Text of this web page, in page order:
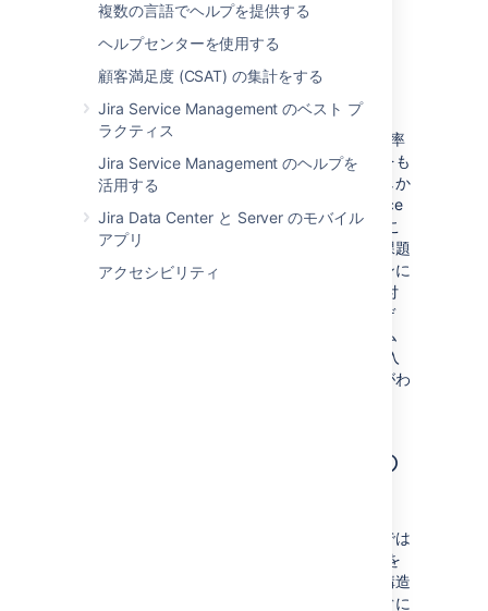
複数の言語でヘルプを提供する
ヘルプセンターを使用する
顧客満足度 (CSAT) の集計をする
Jira Service Management のベスト プ
ラクティス
Jira Service Management のヘルプを
活用する
Jira Data Center と Server のモバイル
アプリ
アクセシビリティ
しかし、Jira では課題がす
べてでは? なぜアセットな
のか?
Insight は単なる Jira アプリではありません。率
直に言って、内面的に、新しい機能と可能性をも
たらす極めて完成度の高い強力な製品です。しか
し、外見上は 1 つのアプリであり、Jira Service
Management にバンドルされているため、ここ
では 1 つのアプリとして扱うことにします。課題
に関しては、たとえば、自分のノートパソコンに
関する Jira 課題を作成するとします。名前を付
けて必要に応じて説明を加え、ブランド、モデ
ル、シリアル番号、RAM、ストレージ、ブーム
などに関するすべてのカスタム フィールドを入
力すると、アセットが作成されます。類似点がわ
では、アセットは課題なの
一見似ていますが、アセットは一般的な課題では
ユーザーがデータを
入力するための独自の構造があります。この構造
を理解しておけば今後の役に立ちますが、すぐに